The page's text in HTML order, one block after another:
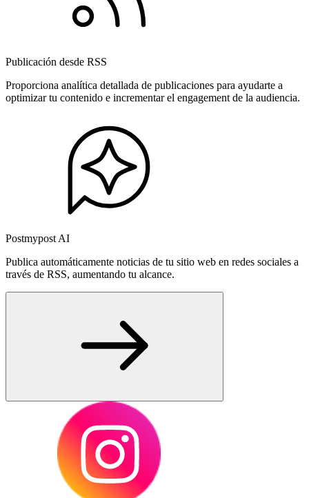
Publicación desde RSS
Proporciona analítica detallada de publicaciones para ayudarte a
optimizar tu contenido e incrementar el engagement de la audiencia.
Postmypost AI
Publica automáticamente noticias de tu sitio web en redes sociales a
través de RSS, aumentando tu alcance.